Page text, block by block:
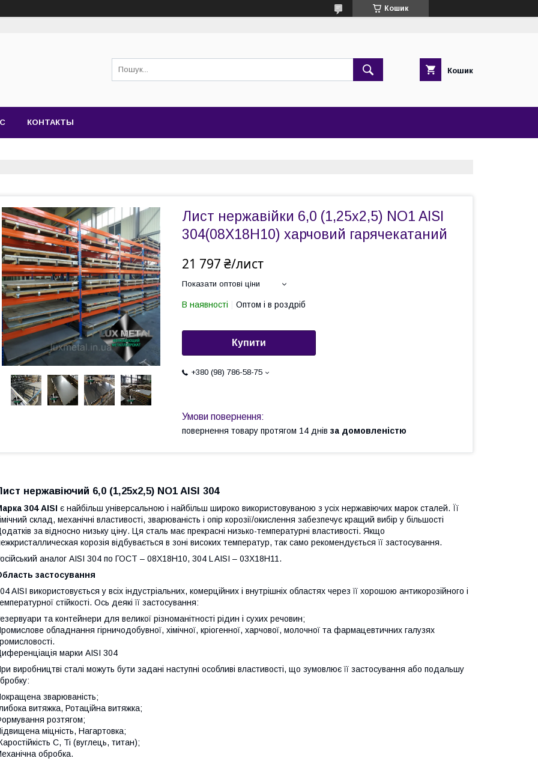
Кошик
Кошик
КОНТАКТЫ
Лист нержавійки 6,0 (1,25х2,5) NO1 AISI
304(08Х18Н10) харчовий гарячекатаний
21 797 ₴/лист
Показати оптові ціни
В наявності Оптом і в роздріб
Купити
+380 (98) 786-58-75
повернення товару протягом 14 днів за домовленістю
нержавіючий 6,0 (1,25х2,5) NO1 AISI 304
304 AISI є найбільш універсальною і найбільш широко використовуваною з усіх нержавіючих марок сталей. Її
склад, механічні властивості, зварюваність і опір корозії/окислення забезпечує кращий вибір у більшості
за відносно низьку ціну. Ця сталь має прекрасні низько-температурні властивості. Якщо
корозія відбувається в зоні високих температур, так само рекомендується її застосування.
аналог AISI 304 по ГОСТ – 08Х18Н10, 304 L AISI – 03Х18Н11.
застосування
AISI використовується у всіх індустріальних, комерційних і внутрішніх областях через її хорошою антикорозійного і
стійкості. Ось деякі її застосування:
та контейнери для великої різноманітності рідин і сухих речовин;
обладнання гірничодобувної, хімічної, кріогенної, харчової, молочної та фармацевтичних галузях
марки AISI 304
виробництві сталі можуть бути задані наступні особливі властивості, що зумовлює її застосування або подальшу
зварюваність;
витяжка, Ротаційна витяжка;
розтягом;
міцність, Нагартовка;
C, Ti (вуглець, титан);
обробка.